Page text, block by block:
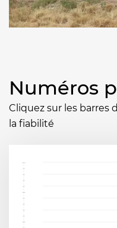
Numéros
Cliquez sur les barres
la fiabilité